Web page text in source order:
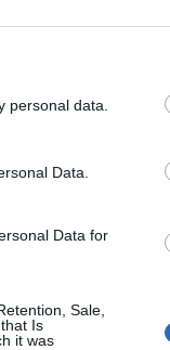
personal data.
Data.
Data for
Sale,
Is
it was
promocyjne
bliżej świąt,
marżę na innych
jest bardziej